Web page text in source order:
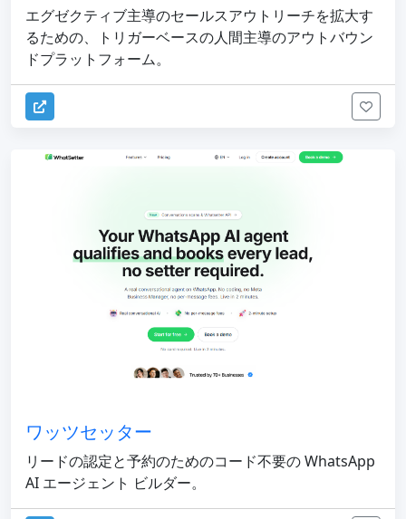
エグゼクティブ主導のセールスアウトリーチを拡大す
るための、トリガーベースの人間主導のアウトバウン
ドプラットフォーム。
ワッツセッター
リードの認定と予約のためのコード不要の WhatsApp
AI エージェント ビルダー。